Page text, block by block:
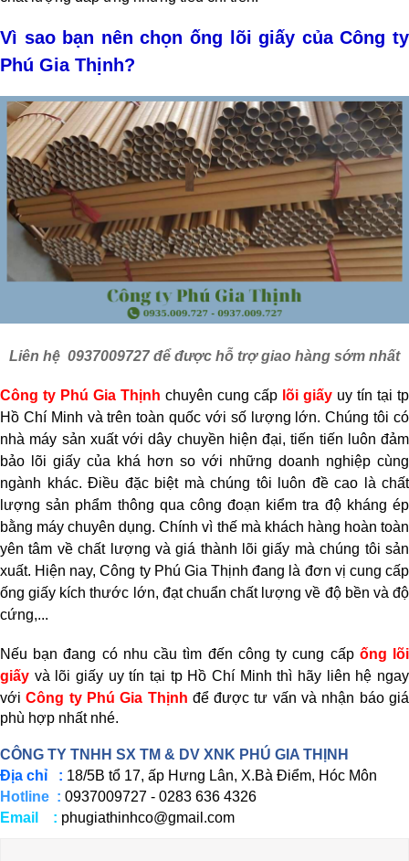
Vì sao bạn nên chọn ống lõi giấy của Công ty
Phú Gia Thịnh?
Liên hệ 0937009727 để được hỗ trợ giao hàng sớm nhất
Công ty Phú Gia Thịnh chuyên cung cấp lõi giấy uy tín tại tp
Hồ Chí Minh và trên toàn quốc với số lượng lớn. Chúng tôi có
nhà máy sản xuất với dây chuyền hiện đại, tiến tiến luôn đảm
bảo lõi giấy của khá hơn so với những doanh nghiệp cùng
ngành khác. Điều đặc biệt mà chúng tôi luôn đề cao là chất
lượng sản phẩm thông qua công đoạn kiểm tra độ kháng ép
bằng máy chuyên dụng. Chính vì thế mà khách hàng hoàn toàn
yên tâm về chất lượng và giá thành lõi giấy mà chúng tôi sản
xuất. Hiện nay,Công ty Phú Gia Thịnh đang là đơn vị cung cấp
ống giấy kích thước lớn, đạt chuẩn chất lượng về độ bền và độ
cứng,...
Nếu bạn đang có nhu cầu tìm đến công ty cung cấpống
lõi
giấy và lõi giấy uy tín tại tp Hồ Chí Minh thì hãy liên hệ ngay
vớiCông ty Phú Gia Thịnh để được tư vấn và nhận báo giá
phù hợp nhất nhé.
CÔNG TY TNHH SX TM & DV XNK PHÚ GIA THỊNH
Địa chỉ : 18/5B tổ 17, ấp Hưng Lân, X.Bà Điểm, Hóc Môn
Hotline : 0937009727 - 0283 636 4326
Email : phugiathinhco@gmail.com